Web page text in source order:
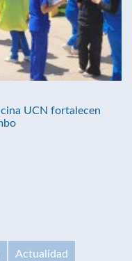
UCN fortalecen
Actualidad